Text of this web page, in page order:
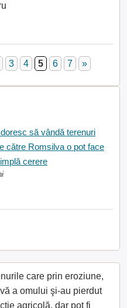
3 4 5 6 7 »
să vândă terenuri
către Romsilva o pot face
cerere
care prin eroziune,
a omului şi-au pierdut
agricolă, dar pot fi